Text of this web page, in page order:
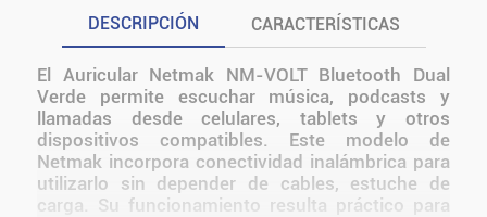
DESCRIPCIÓN CARACTERÍSTICAS
El Auricular Netmak NM-VOLT Bluetooth Dual
Verde permite escuchar música, podcasts y
llamadas desde celulares, tablets y otros
dispositivos compatibles. Este modelo de
Netmak incorpora conectividad inalámbrica para
utilizarlo sin depender de cables, estuche de
carga. Su funcionamiento resulta práctico para